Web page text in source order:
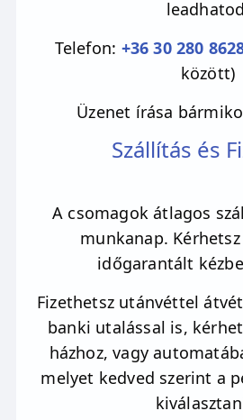
Ha többet szeretnél
leírásunkat róla!
Telefon: +36 30 280
között)
Üzenet írása
Szállítás és
A csomagok átlagos
munkanap.
időgarantált
Fizethetsz utánvéttel
banki utalással is,
házhoz, vagy
melyet kedved szerint a